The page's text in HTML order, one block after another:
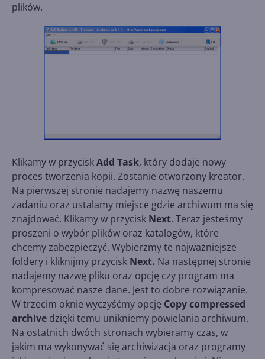
plików.
Klikamy w przyciskAdd Task, który dodaje nowy
proces tworzenia kopii. Zostanie otworzony kreator.
Na pierwszej stronie nadajemy nazwę naszemu
zadaniu oraz ustalamy miejsce gdzie archiwum ma się
znajdować. Klikamy w przycisk Next. Teraz jesteśmy
proszeni o wybór plików oraz katalogów, które
chcemy zabezpieczyć. Wybierzmy te najważniejsze
foldery i kliknijmy przycisk Next. Na następnej stronie
nadajemy nazwę pliku oraz opcję czy program ma
kompresować nasze dane. Jest to dobre rozwiązanie.
W trzecim oknie wyczyśćmy opcję Copy compressed
archive dzięki temu unikniemy powielania archiwum.
Na ostatnich dwóch stronach wybieramy czas, w
jakim ma wykonywać się archiwizacja oraz programy